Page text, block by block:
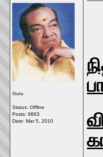
Guru
Status: Offline
Posts: 9863
Date: Mar 5, 2010